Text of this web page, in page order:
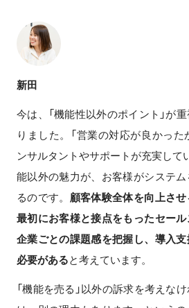
新田
今は、「機能性以外のポイント」が
りました。「営業の対応が良かった
ンサルタントやサポートが充実して
能以外の魅力が、お客様がシステ
るのです。 顧客体験全体を向上さ
最初にお客様と接点をもったセー
企業ごとの課題感を把握し、導入
必要があると考えています。
「機能を売る」以外の訴求を考えな